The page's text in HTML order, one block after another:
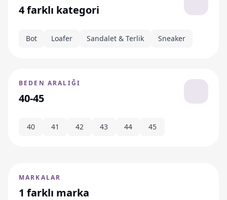
4 farklı kategori
Bot Loafer Sandalet & Terlik Sneaker
BEDEN ARALIĞI
40-45
40 41 42 43 44 45
MARKALAR
1 farklı marka